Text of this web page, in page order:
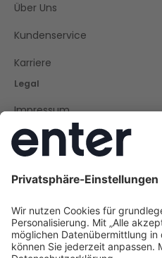
Über Uns
Kundenservice
Karriere
Legal
Impressum
Datenschutz
Barrierefreiheit
Social